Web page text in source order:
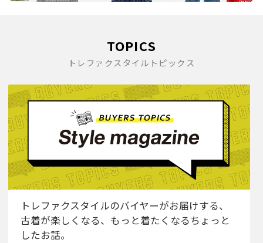
TOPICS
トレファクスタイルトピックス
トレファクスタイルのバイヤーがお届けする、
古着が楽しくなる、もっと着たくなるちょっと
したお話。